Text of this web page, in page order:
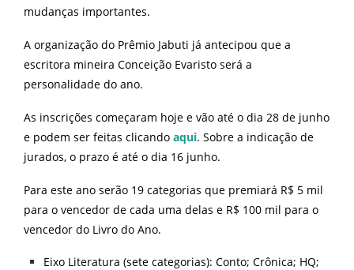
mudanças importantes.
A organização do Prêmio Jabuti já antecipou que a
escritora mineira Conceição Evaristo será a
personalidade do ano.
As inscrições começaram hoje e vão até o dia 28 de junho
e podem ser feitas clicando aqui. Sobre a indicação de
jurados, o prazo é até o dia 16 junho.
Para este ano serão 19 categorias que premiará R$ 5 mil
para o vencedor de cada uma delas e R$ 100 mil para o
vencedor do Livro do Ano.
Eixo Literatura (sete categorias): Conto; Crônica; HQ;